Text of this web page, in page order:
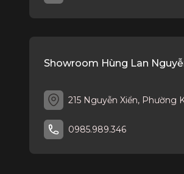
Showroom Hùng Lan
215 Nguyễn Xiển, Phường
0985.989.346